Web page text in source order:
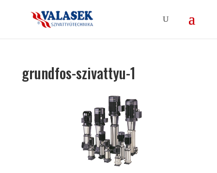
grundfos-szivattyu-1